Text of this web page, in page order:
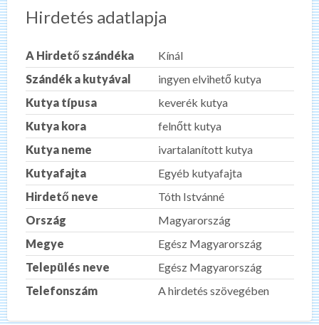
Hirdetés adatlapja
A Hirdető szándéka
Kínál
Szándék a kutyával
ingyen elvihető kutya
Kutya típusa
keverék kutya
Kutya kora
felnőtt kutya
Kutya neme
ivartalanított kutya
Kutyafajta
Egyéb kutyafajta
Hirdető neve
Tóth Istvánné
Ország
Magyarország
Megye
Egész Magyarország
Település neve
Egész Magyarország
Telefonszám
A hirdetés szövegében